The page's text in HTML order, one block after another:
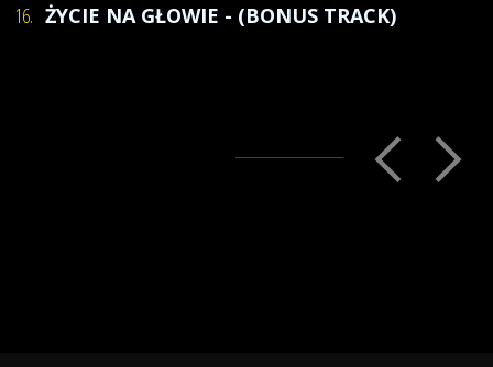
16. ŻYCIE NA GŁOWIE - (BONUS TRACK)